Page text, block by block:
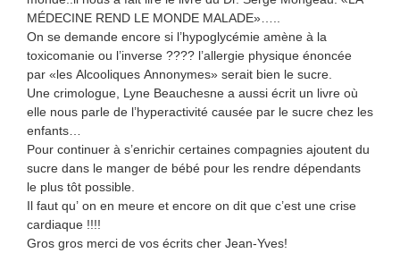
MÉDECINE REND LE MONDE MALADE»…..
On se demande encore si l’hypoglycémie amène à la
toxicomanie ou l’inverse ???? l’allergie physique énoncée
par «les Alcooliques Annonymes» serait bien le sucre.
Une crimologue, Lyne Beauchesne a aussi écrit un livre où
elle nous parle de l’hyperactivité causée par le sucre chez les
enfants…
Pour continuer à s’enrichir certaines compagnies ajoutent du
sucre dans le manger de bébé pour les rendre dépendants
le plus tôt possible.
Il faut qu’ on en meure et encore on dit que c’est une crise
cardiaque !!!!
Gros gros merci de vos écrits cher Jean-Yves!